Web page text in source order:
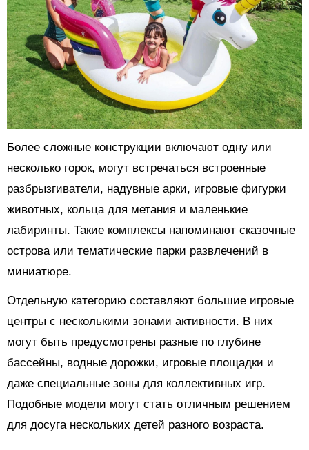
Более сложные конструкции включают одну или
несколько горок, могут встречаться встроенные
разбрызгиватели, надувные арки, игровые фигурки
животных, кольца для метания и маленькие
лабиринты. Такие комплексы напоминают сказочные
острова или тематические парки развлечений в
миниатюре.
Отдельную категорию составляют большие игровые
центры с несколькими зонами активности. В них
могут быть предусмотрены разные по глубине
бассейны, водные дорожки, игровые площадки и
даже специальные зоны для коллективных игр.
Подобные модели могут стать отличным решением
для досуга нескольких детей разного возраста.